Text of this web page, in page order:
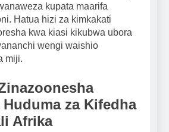
kupata maarifa
Hatua hizi za kimkakati
kwa kiasi kikubwa ubora
wengi waishio
miji.
za Kifedha
Afrika